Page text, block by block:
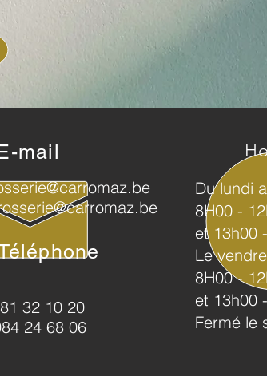
mail
32 10 20
24 68 06
Du lundi
8H00 -
et 13h00
Le
8H00 -
et 13h00 -
Fermé le